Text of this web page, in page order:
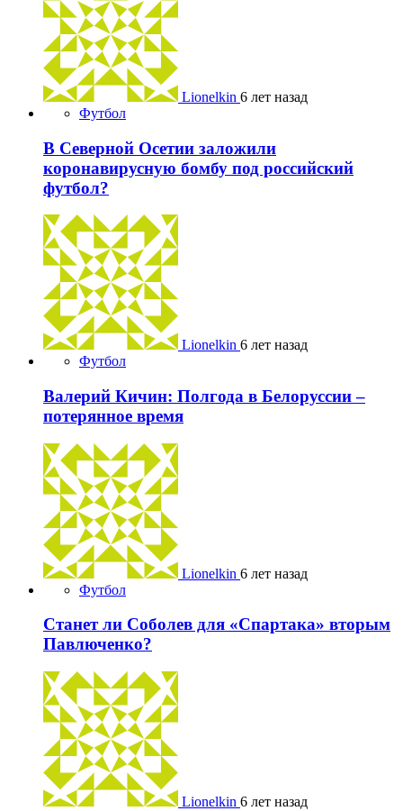
Lionelkin 6 лет назад
Футбол
В Северной Осетии заложили
коронавирусную бомбу под российский
футбол?
Lionelkin 6 лет назад
Футбол
Валерий Кичин: Полгода в Белоруссии –
потерянное время
Lionelkin 6 лет назад
Футбол
Станет ли Соболев для «Спартака» вторым
Павлюченко?
Lionelkin 6 лет назад